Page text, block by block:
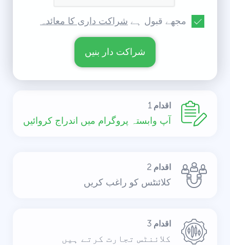
اقدام 1
آپ وابستہ پروگرام میں اندراج کروائیں
اقدام 2
کلائنٹس کو راغب کریں
اقدام 3
کلائنٹس تجارت کرتے ہیں
مجھے قبول ہے شراکت داری کا معائدہ
شراکت دار بنیں